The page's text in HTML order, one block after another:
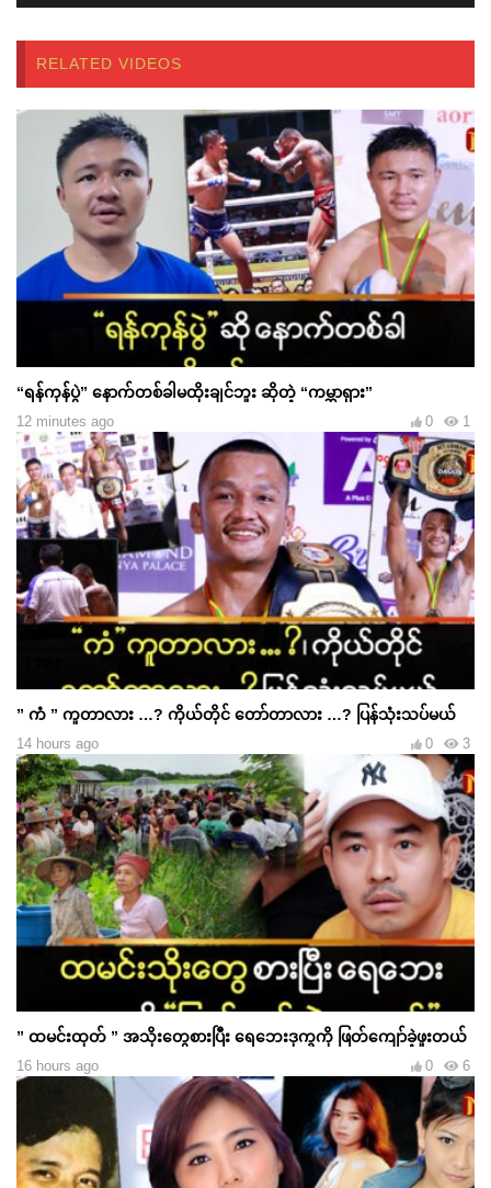
RELATED VIDEOS
“ရန်ကုန်ပွဲ” နောက်တစ်ခါမထိုးချင်ဘူး ဆိုတဲ့ “ကမ္ဘာရှား”
12 minutes ago 1
0
” ကံ ” ကူတာလား …? ကိုယ်တိုင် တော်တာလား …? ပြန်သုံးသပ်မယ်
14 hours ago 3
0
” ထမင်းထုတ် ” အသိုးတွေစားပြီး ရေဘေးဒုက္ခကို ဖြတ်ကျော်ခဲ့ဖူးတယ်
16 hours ago 6
0